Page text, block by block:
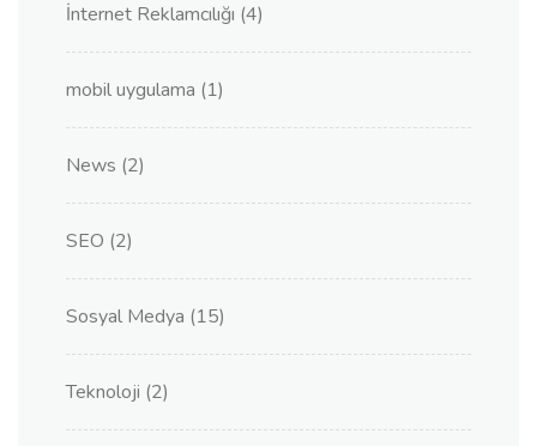
İnternet Reklamcılığı (4)
mobil uygulama (1)
News (2)
SEO (2)
Sosyal Medya (15)
Teknoloji (2)